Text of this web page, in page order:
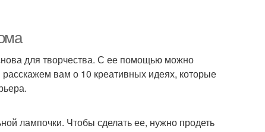
для творчества. С ее помощью можно
вам о 10 креативных идеях, которые
лампочки. Чтобы сделать ее, нужно продеть